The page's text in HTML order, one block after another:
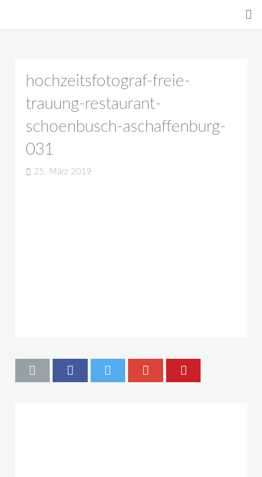
hochzeitsfotograf-freie-
trauung-restaurant-
schoenbusch-aschaffenburg-
031
25. März 2019